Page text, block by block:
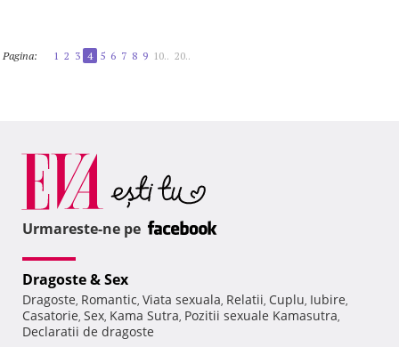
Pagina: 1 2 3 4 5 6 7 8 9 10.. 20..
Urmareste-ne pe
Dragoste & Sex
Dragoste, Romantic, Viata sexuala, Relatii, Cuplu, Iubire,
Casatorie, Sex, Kama Sutra, Pozitii sexuale Kamasutra,
Declaratii de dragoste